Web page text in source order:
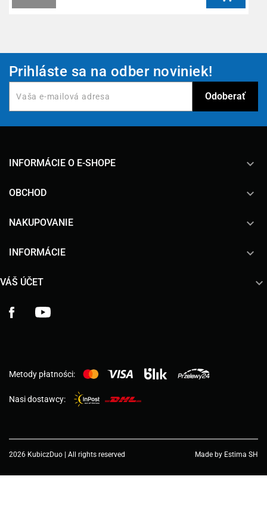
Prihláste sa na odber noviniek!
INFORMÁCIE O E-SHOPE keyboard_arrow_down
OBCHOD 
NAKUPOVANIE 
INFORMÁCIE 
VÁŠ ÚČET 
Facebook
Metody płatności:
Nasi dostawcy:
2026 KubiczDuo | All rights reserved Made by Estima SH